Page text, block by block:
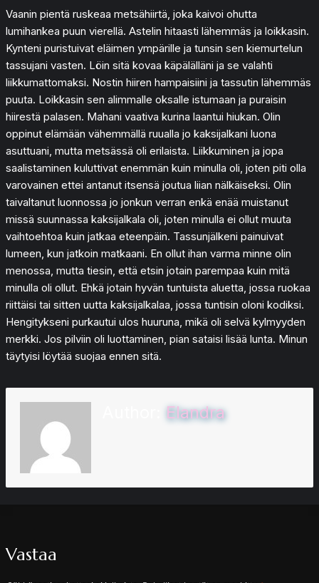
Vaanin pientä ruskeaa metsähiirtä, joka kaivoi ohutta
lumihankea puun vierellä. Astelin hitaasti lähemmäs ja loikkasin.
Kynteni puristuivat eläimen ympärille ja tunsin sen kiemurtelun
tassujani vasten. Löin sitä kovaa käpälälläni ja se valahti
liikkumattomaksi. Nostin hiiren hampaisiini ja tassutin lähemmäs
puuta. Loikkasin sen alimmalle oksalle istumaan ja puraisin
hiirestä palasen. Mahani vaativa kurina laantui hiukan. Olin
oppinut elämään vähemmällä ruualla jo kaksijalkani luona
asuttuani, mutta metsässä oli erilaista. Liikkuminen ja jopa
saalistaminen kuluttivat enemmän kuin minulla oli, joten piti olla
varovainen ettei antanut itsensä joutua liian nälkäiseksi. Olin
taivaltanut luonnossa jo jonkun verran enkä enää muistanut
missä suunnassa kaksijalkala oli, joten minulla ei ollut muuta
vaihtoehtoa kuin jatkaa eteenpäin. Tassunjälkeni painuivat
lumeen, kun jatkoin matkaani. En ollut ihan varma minne olin
menossa, mutta tiesin, että etsin jotain parempaa kuin mitä
minulla oli ollut. Ehkä jotain hyvän tuntuista aluetta, jossa ruokaa
riittäisi tai sitten uutta kaksijalkalaa, jossa tuntisin oloni kodiksi.
Hengitykseni purkautui ulos huuruna, mikä oli selvä kylmyyden
merkki. Jos pilviin oli luottaminen, pian sataisi lisää lunta. Minun
täytyisi löytää suojaa ennen sitä.
Elandra
Vastaa